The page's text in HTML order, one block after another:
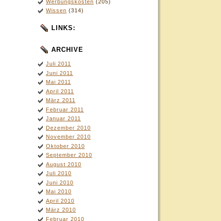
Werbungskosten (205)
Wissen (314)
LINKS:
ARCHIVE
Juli 2011
Juni 2011
Mai 2011
April 2011
März 2011
Februar 2011
Januar 2011
Dezember 2010
November 2010
Oktober 2010
September 2010
August 2010
Juli 2010
Juni 2010
Mai 2010
April 2010
März 2010
Februar 2010